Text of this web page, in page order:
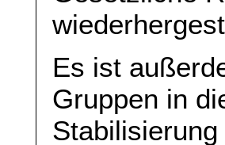
Es ist
Gruppen in